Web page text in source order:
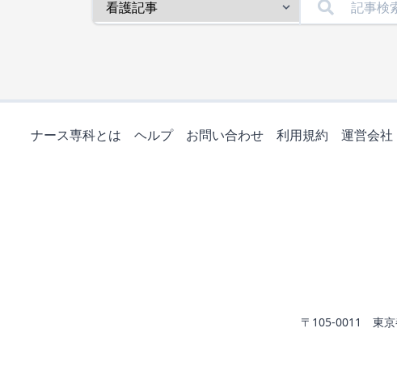
ナース専科とは ヘルプ お問い合わせ 利用規約 運営会社
〒105-0011 東京